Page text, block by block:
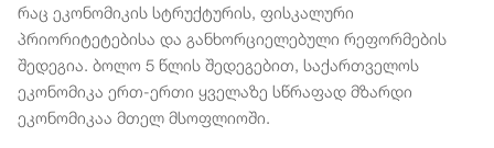
რაც ეკონომიკის სტრუქტურის, ფისკალური
პრიორიტეტებისა და განხორციელებული რეფორმების
შედეგია. ბოლო 5 წლის შედეგებით, საქართველოს
ეკონომიკა ერთ-ერთი ყველაზე სწრაფად მზარდი
ეკონომიკაა მთელ მსოფლიოში.